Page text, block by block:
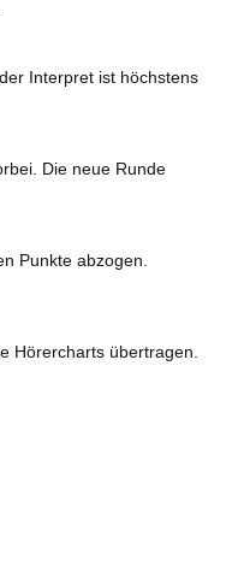
Interpret ist höchstens
Die neue Runde
Punkte abzogen.
Hörercharts übertragen.